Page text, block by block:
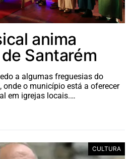
anima
Santarém
a algumas freguesias do
onde o município está a oferecer
em igrejas locais.…
CULTURA